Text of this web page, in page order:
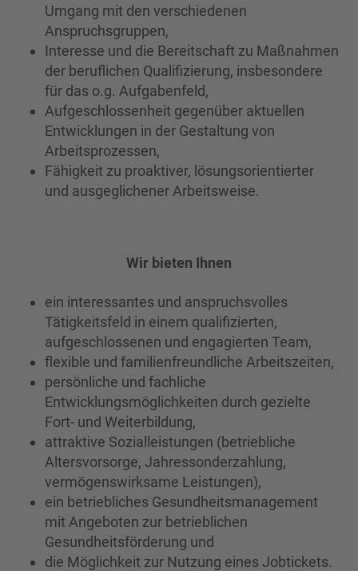
Umgang mit den verschiedenen
Anspruchsgruppen,
Interesse und die Bereitschaft zu Maßnahmen
der beruflichen Qualifizierung, insbesondere
für das o.g. Aufgabenfeld,
Aufgeschlossenheit gegenüber aktuellen
Entwicklungen in der Gestaltung von
Arbeitsprozessen,
Fähigkeit zu proaktiver, lösungsorientierter
und ausgeglichener Arbeitsweise.
Wir bieten Ihnen
ein interessantes und anspruchsvolles
Tätigkeitsfeld in einem qualifizierten,
aufgeschlossenen und engagierten Team,
flexible und familienfreundliche Arbeitszeiten,
persönliche und fachliche
Entwicklungsmöglichkeiten durch gezielte
Fort- und Weiterbildung,
attraktive Sozialleistungen (betriebliche
Altersvorsorge, Jahressonderzahlung,
vermögenswirksame Leistungen),
ein betriebliches Gesundheitsmanagement
mit Angeboten zur betrieblichen
Gesundheitsförderung und
die Möglichkeit zur Nutzung eines Jobtickets.